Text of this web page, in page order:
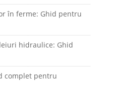
în ferme: Ghid pentru
hidraulice: Ghid
complet pentru